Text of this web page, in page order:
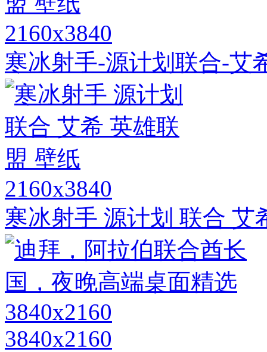
2160x3840
寒冰射手-源计划联合-艾
2160x3840
寒冰射手 源计划 联合 艾
3840x2160